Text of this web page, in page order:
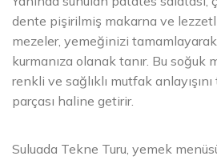
dente pişirilmiş makarna ve
mezeler, yemeğinizi
kurmanıza olanak tanır. Bu soğuk
renkli ve sağlıklı mutfak
parçası haline getirir.
Suluada Tekne Turu, yemek